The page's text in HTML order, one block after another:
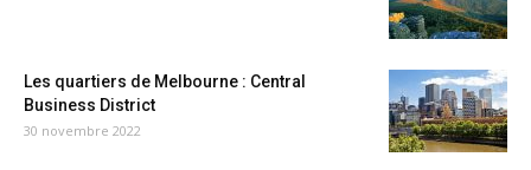
Les quartiers de Melbourne : Central
Business District
30 novembre 2022